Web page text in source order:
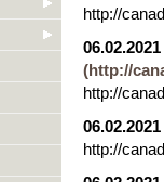
http://
06.02.2021
(http://
http://
06.02.2021
http://